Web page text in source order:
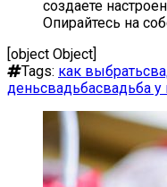
создаете
Опирайтесь на
[object Object]
Tags: как выбрать
деньсвадьбасвадьба у